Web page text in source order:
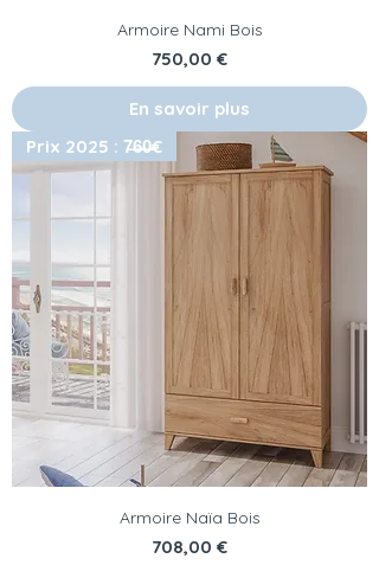
Armoire Nami Bois
Prix
750,00 €
En savoir plus
Prix 2025 : 7̶6̶0̶€
Armoire Naïa Bois
Prix
708,00 €